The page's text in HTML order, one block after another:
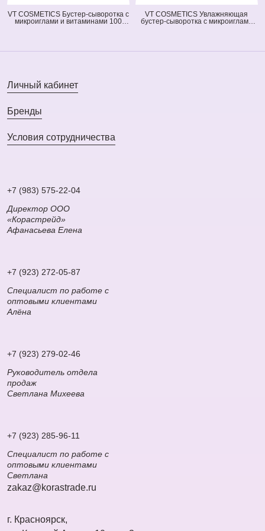
VT COSMETICS Бустер-сыворотка с
микроиглами и витаминами 100
VT COSMETICS Увлажняющая
бустер-сыворотка с микроиглами
Личный кабинет
Бренды
Условия сотрудничества
+7 (983) 575-22-04
Директор ООО
«Корастрейд»
Афанасьева Елена
+7 (923) 272-05-87
Специалист по работе с
оптовыми клиентами
Алёна
+7 (923) 279-02-46
Руководитель отдела
продаж
Светлана Михеева
+7 (923) 285-96-11
Специалист по работе с
оптовыми клиентами
Светлана
zakaz@korastrade.ru
г. Красноярск,